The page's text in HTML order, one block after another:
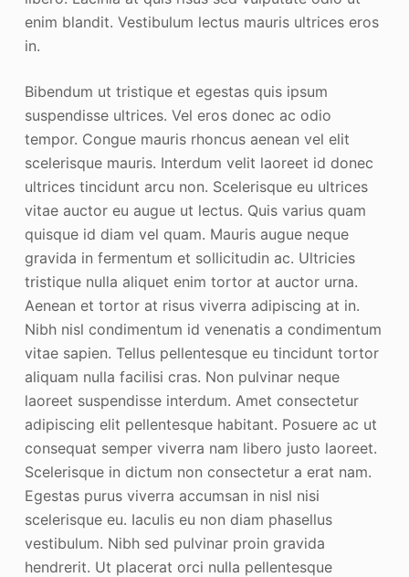
enim blandit. Vestibulum lectus mauris ultrices eros
in.
Bibendum ut tristique et egestas quis ipsum
suspendisse ultrices. Vel eros donec ac odio
tempor. Congue mauris rhoncus aenean vel elit
scelerisque mauris. Interdum velit laoreet id donec
ultrices tincidunt arcu non. Scelerisque eu ultrices
vitae auctor eu augue ut lectus. Quis varius quam
quisque id diam vel quam. Mauris augue neque
gravida in fermentum et sollicitudin ac. Ultricies
tristique nulla aliquet enim tortor at auctor urna.
Aenean et tortor at risus viverra adipiscing at in.
Nibh nisl condimentum id venenatis a condimentum
vitae sapien. Tellus pellentesque eu tincidunt tortor
aliquam nulla facilisi cras. Non pulvinar neque
laoreet suspendisse interdum. Amet consectetur
adipiscing elit pellentesque habitant. Posuere ac ut
consequat semper viverra nam libero justo laoreet.
Scelerisque in dictum non consectetur a erat nam.
Egestas purus viverra accumsan in nisl nisi
scelerisque eu. Iaculis eu non diam phasellus
vestibulum. Nibh sed pulvinar proin gravida
hendrerit. Ut placerat orci nulla pellentesque